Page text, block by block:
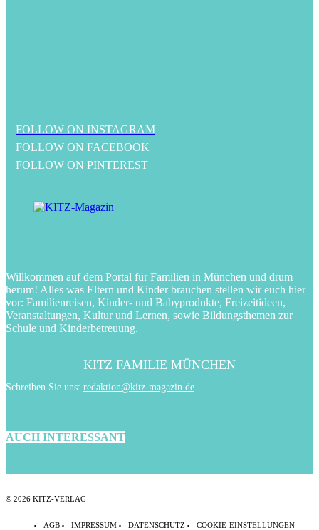
FOLLOW ON INSTAGRAM
FOLLOW ON FACEBOOK
FOLLOW ON PINTEREST
Willkommen auf dem Portal für Familien in München und drum
herum! Alles was Eltern und Kinder brauchen stellen wir euch hier
vor: Familienreisen, Kinder- und Babyprodukte, Freizeitideen,
Veranstaltungen, Kultur und Lernen, sowie Bildungsthemen zur
Schule und Kinderbetreuung.
KITZ FAMILIE MÜNCHEN
Schreiben Sie uns: redaktion@kitz-magazin.de
AUCH INTERESSANT
© 2026 KITZ-VERLAG
AGB IMPRESSUM DATENSCHUTZ COOKIE-EINSTELLUNGEN